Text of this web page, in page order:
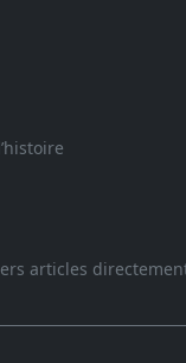
articles